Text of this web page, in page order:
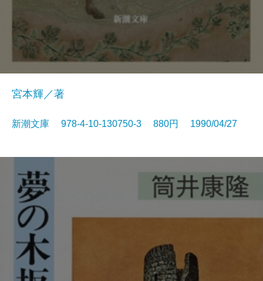
宮本輝／著
新潮文庫 978-4-10-130750-3 880円 1990/04/27